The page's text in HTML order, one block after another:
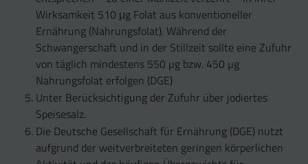
Wirksamkeit 510 μg Folat aus konventioneller
Ernährung (Nahrungsfolat). Während der
Schwangerschaft und in der Stillzeit sollte eine Zufuhr
von täglich mindestens 550 µg bzw. 450 µg
Nahrungsfolat erfolgen (DGE)
Unter Berücksichtigung der Zufuhr über jodiertes
Speisesalz.
Die Deutsche Gesellschaft für Ernährung (DGE) nutzt
aufgrund der weitverbreiteten geringen körperlichen